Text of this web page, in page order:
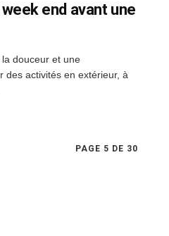
end avant une
douceur et une
des activités en extérieur, à
PAGE 5 DE 30